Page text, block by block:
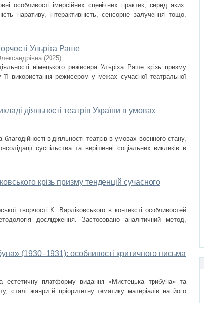
особливості імерсійних сценічних практик, серед яких:
наративу, інтерактивність, сенсорне залучення тощо.
Ульріха Раше
(2025)
німецького режисера Ульріха Раше крізь призму
її використання режисером у межах сучасної театральної
діяльності театрів України в умовах
в діяльності театрів в умовах воєнного стану,
суспільства та вирішенні соціальних викликів в
крізь призму тенденцій сучасного
творчості К. Варліковського в контексті особливостей
дослідження. Застосовано аналітичний метод,
(1930–1931): особливості критичного письма
естетичну платформу видання «Мистецька трибуна» та
сталі жанри й пріоритетну тематику матеріалів на його